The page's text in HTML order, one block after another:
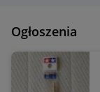
Ogłoszenia